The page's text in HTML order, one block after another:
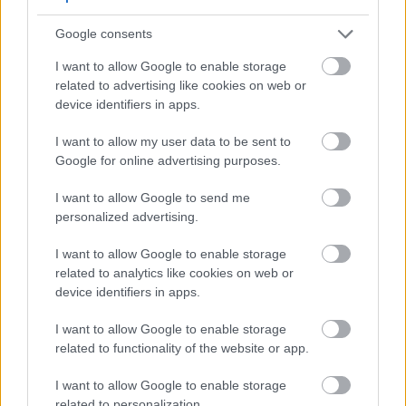
Google consents
I want to allow Google to enable storage
related to advertising like cookies on web or
device identifiers in apps.
I want to allow my user data to be sent to
Google for online advertising purposes.
I want to allow Google to send me
personalized advertising.
I want to allow Google to enable storage
related to analytics like cookies on web or
device identifiers in apps.
I want to allow Google to enable storage
related to functionality of the website or app.
I want to allow Google to enable storage
уменьшает воспаление артерий. Это замедляет
образование бляшек, вызывающих атеросклероз.
Исследования также связывают употребление
перца чили с улучшением контроля уровня
сахара в крови. Это снижает риск развития
диабета, одной из основных причин сердечно-
сосудистых заболеваний.
используются нежирная индейка и фасоль.
Фасоль богата клетчаткой, которая снижает
уменьшают потребление натрия.
Такие специи, как тмин и кайенский перец,
придают вкус без добавления соли. Это помогает
контролировать кровяное давление. Даже
небольшое количество чили может помочь
уменьшить свертываемость крови и улучшить
эластичность артерий.